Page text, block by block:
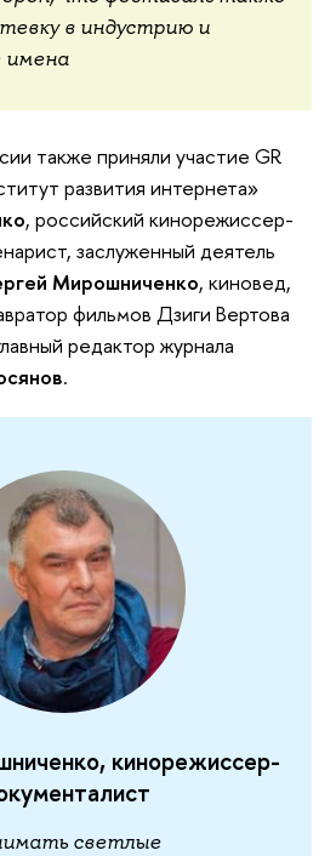
в индустрию и
имена
также приняли участие GR
развития интернета»
, российский кинорежиссер-
заслуженный деятель
Мирошниченко, киновед,
фильмов Дзиги Вертова
редактор журнала
.
кинорежиссер-
светлые